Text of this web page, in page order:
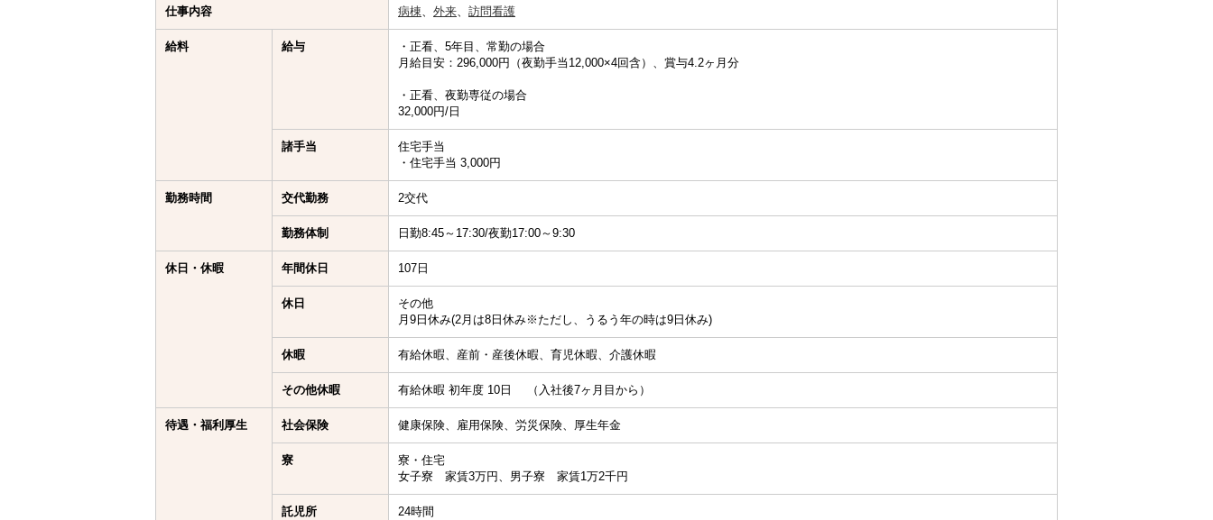
仕事内容 病棟、 外来、 訪問看護
給料 給与
・正看、5年目、常勤の場合
月給目安：296,000円（夜勤手当12,000×4回含）、賞与4.2ヶ月分
・正看、夜勤専従の場合
32,000円/日
諸手当
住宅手当
・住宅手当 3,000円
勤務時間 交代勤務 2交代
勤務体制 日勤8:45～17:30/夜勤17:00～9:30
休日・休暇 年間休日 107日
休日
その他
月9日休み(2月は8日休み※ただし、うるう年の時は9日休み)
休暇 有給休暇、産前・産後休暇、育児休暇、介護休暇
その他休暇 有給休暇 初年度 10日 （入社後7ヶ月目から）
待遇・福利厚生 社会保険 健康保険、雇用保険、労災保険、厚生年金
寮
寮・住宅
女子寮 家賃3万円、男子寮 家賃1万2千円
託児所 24時間